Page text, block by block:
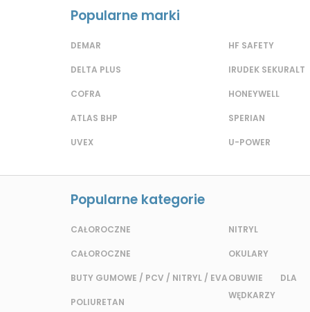
Popularne marki
DEMAR
DELTA PLUS
COFRA
ATLAS BHP
UVEX
HF SAFETY
IRUDEK SEKURALT
HONEYWELL
SPERIAN
U-POWER
Popularne kategorie
CAŁOROCZNE
CAŁOROCZNE
BUTY GUMOWE / PCV / NITRYL / EVA
POLIURETAN
NITRYL
OKULARY
OBUWIE DLA
WĘDKARZY